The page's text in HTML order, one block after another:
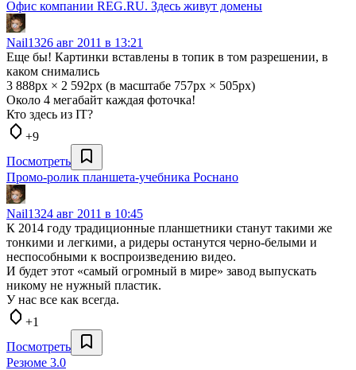
Офис компании REG.RU. Здесь живут домены
Nail1326 авг 2011 в 13:21
Еще бы! Картинки вставлены в топик в том разрешении, в
каком снимались
3 888px × 2 592px (в масштабе 757px × 505px)
Около 4 мегабайт каждая фоточка!
Кто здесь из IT?
+9
Посмотреть
Промо-ролик планшета-учебника Роснано
Nail1324 авг 2011 в 10:45
К 2014 году традиционные планшетники станут такими же
тонкими и легкими, а ридеры останутся черно-белыми и
неспособными к воспроизведению видео.
И будет этот «самый огромный в мире» завод выпускать
никому не нужный пластик.
У нас все как всегда.
+1
Посмотреть
Резюме 3.0